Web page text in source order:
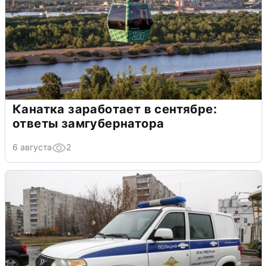
Канатка заработает в сентябре:
ответы замгубернатора
6 августа 2